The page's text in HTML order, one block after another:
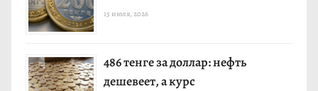
15 июля, 2026
486 тенге за доллар: нефть
дешевеет, а курс